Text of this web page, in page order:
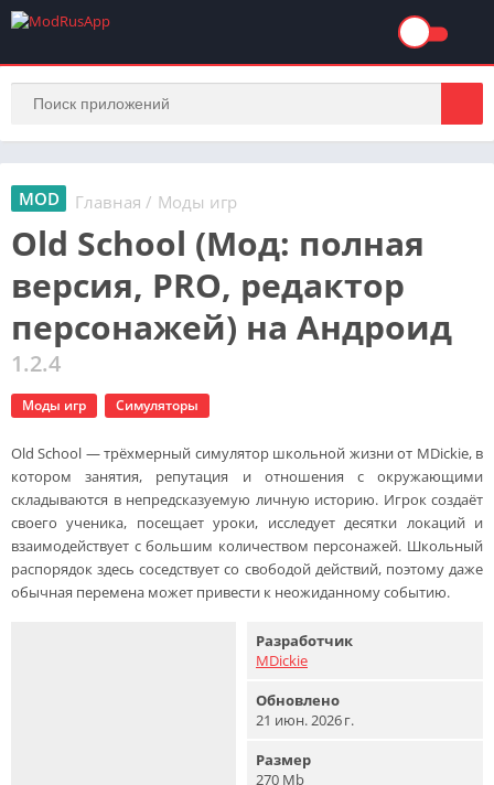
MOD Главная / Моды игр
Old School (Мод: полная
версия, PRO, редактор
персонажей) на Андроид
1.2.4
Моды игр Симуляторы
Old School — трёхмерный симулятор школьной жизни от MDickie, в
котором занятия, репутация и отношения с окружающими
складываются в непредсказуемую личную историю. Игрок создаёт
своего ученика, посещает уроки, исследует десятки локаций и
взаимодействует с большим количеством персонажей. Школьный
распорядок здесь соседствует со свободой действий, поэтому даже
обычная перемена может привести к неожиданному событию.
Разработчик
MDickie
Обновлено
21 июн. 2026 г.
Размер
270 Mb